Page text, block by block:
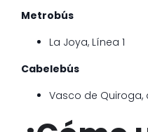
Metrobús
La Joya, Línea 1
Cabelebús
Vasco de Quiroga,